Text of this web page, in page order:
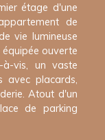
étage d'une
de
vie lumineuse
ouverte
vis, un vaste
avec placards,
Atout d'un
de parking